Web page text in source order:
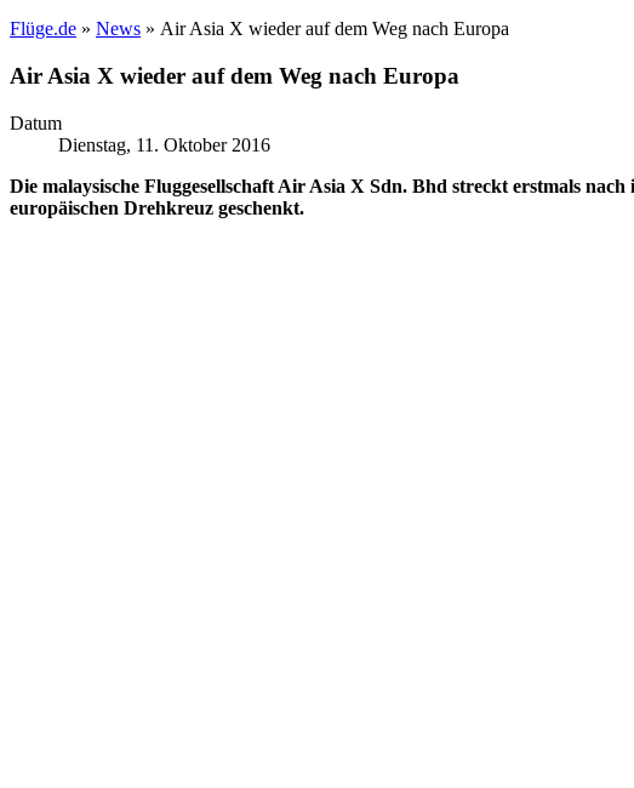
Flüge.de » News » Air Asia X wieder auf dem Weg nach Europa
Air Asia X wieder auf dem Weg nach Europa
Datum
Dienstag, 11. Oktober 2016
Die malaysische Fluggesellschaft Air Asia X Sdn. Bhd streckt erstmals
europäischen Drehkreuz geschenkt.